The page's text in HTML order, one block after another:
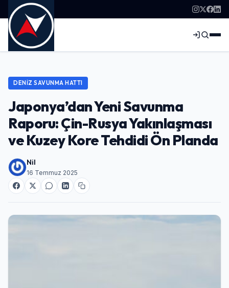
DENIZ SAVUNMA HATTI
Japonya’dan Yeni Savunma
Raporu: Çin-Rusya Yakınlaşması
ve Kuzey Kore Tehdidi Ön Planda
Nil
16 Temmuz 2025